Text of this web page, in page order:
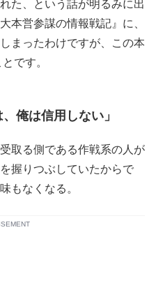
た、という話が明るみに出
本営参謀の情報戦記』に、
まったわけですが、この本
です。
俺は信用しない」
取る側である作戦系の人が
握りつぶしていたからで
もなくなる。